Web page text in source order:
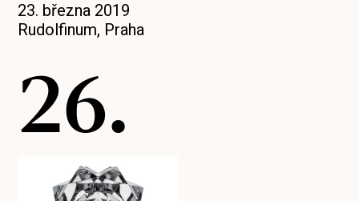
23. března 2019
Rudolfinum, Praha
26.